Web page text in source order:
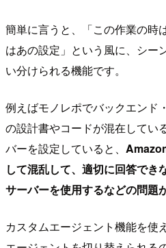
簡単に言うと、「この作業の時
はあの設定」という風に、シー
い分けられる機能です。
例えばモノレポでバックエンド
の設計書やコードが混在してい
バーを設定していると、
して混乱して、適切に回答でき
サーバーを使用するなどの問題
カスタムエージェント機能を使